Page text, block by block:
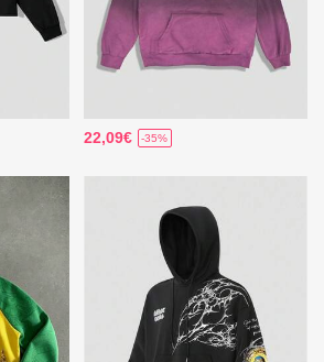
22,09€ -35%